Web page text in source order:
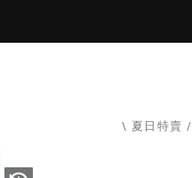
\ 夏日特賣 /